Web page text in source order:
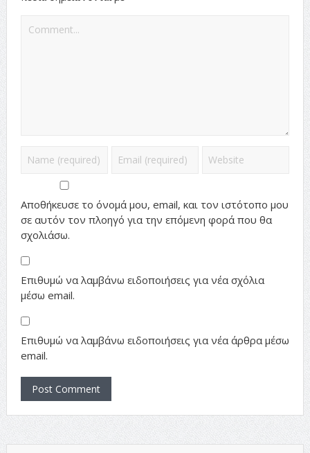
Αποθήκευσε το όνομά μου, email, και τον ιστότοπο μου
σε αυτόν τον πλοηγό για την επόμενη φορά που θα
σχολιάσω.
Επιθυμώ να λαμβάνω ειδοποιήσεις για νέα σχόλια
μέσω email.
Επιθυμώ να λαμβάνω ειδοποιήσεις για νέα άρθρα μέσω
email.